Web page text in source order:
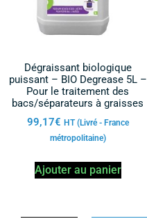
Dégraissant biologique
puissant – BIO Degrease 5L –
Pour le traitement des
bacs/séparateurs à graisses
99,17€ HT (Livré - France
métropolitaine)
Ajouter au panier